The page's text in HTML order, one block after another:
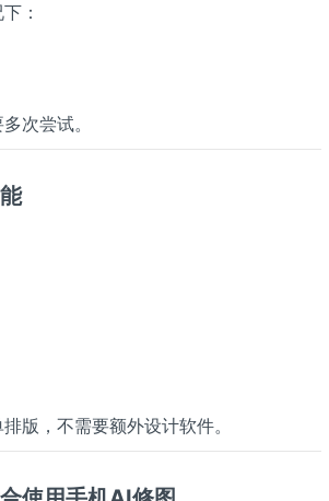
：
次尝试。
版，不需要额外设计软件。